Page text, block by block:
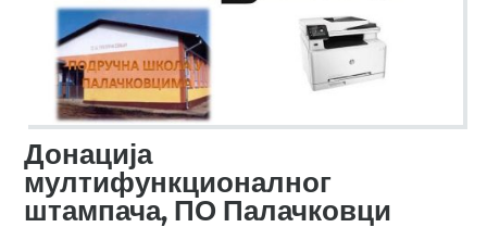
Донација
мултифункционалног
штампача, ПО Палачковци